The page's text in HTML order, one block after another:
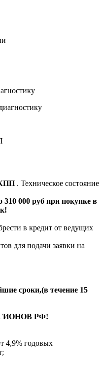
КПП . Техническое состояние
310 000 руб при покупке в
в кредит от ведущих
для подачи заявки на
сроки,(в течение 15
РФ!
4,9% годовых